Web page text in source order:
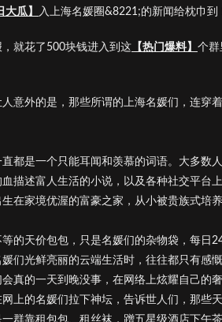
大瓜】 入上海名媛圈&8221;的新闻给枕巾到
就花了500块钱进入到这 【热门爆料】 个群
意外的是，那些所谓的上海名媛们，连穿
都是一个只能耳闻和羡慕的词语。大多数
描述富人生活的小说，以及各种社交平台
在家境优渥的富豪之家，从小被贵族式培
的天价包包，只是名媛们的杂物袋，每日
们光鲜亮丽的云端生活时，往往都只有感慨
真的一天到晚没事，在网络上炫耀自己的
上的名媛们拉下神坛，告诉世人们，那些
群靠租包包、租丝袜，蹭五星级酒店下午